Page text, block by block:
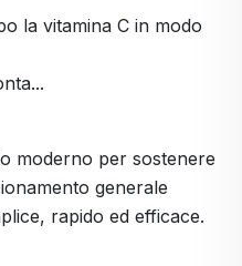
la vitamina C in modo
moderno per sostenere
generale
rapido ed efficace.